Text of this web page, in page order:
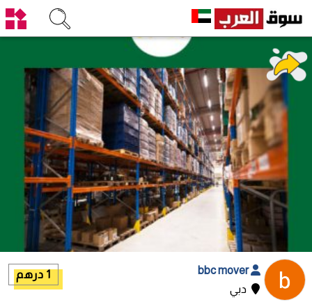
bbc mover
دبي
1 درهم